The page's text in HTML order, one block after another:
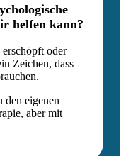
helfen kann?
erschöpft oder
Zeichen, dass
eigenen
aber mit